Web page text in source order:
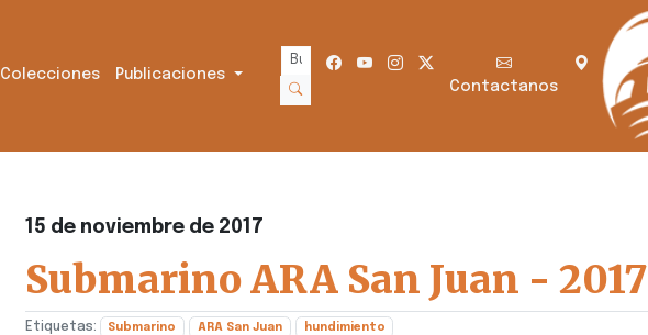
Colecciones Publicaciones
Contactanos
15 de noviembre de 2017
Submarino ARA San Juan - 2017
Etiquetas: Submarino ARA San Juan hundimiento